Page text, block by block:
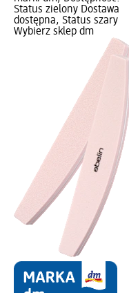
Status zielony Dostawa
dostępna, Status szary
Wybierz sklep dm